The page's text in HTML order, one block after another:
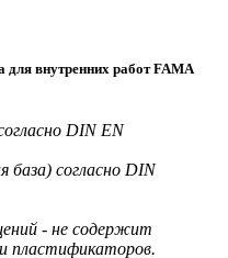
внутренних работ FAMA
DIN EN
база) согласно DIN
- не содержит
пластификаторов.